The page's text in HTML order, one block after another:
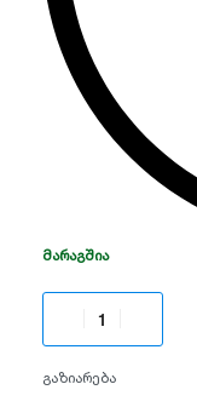
ᲛᲐᲠᲐᲒᲨᲘᲐ
გაზიარება